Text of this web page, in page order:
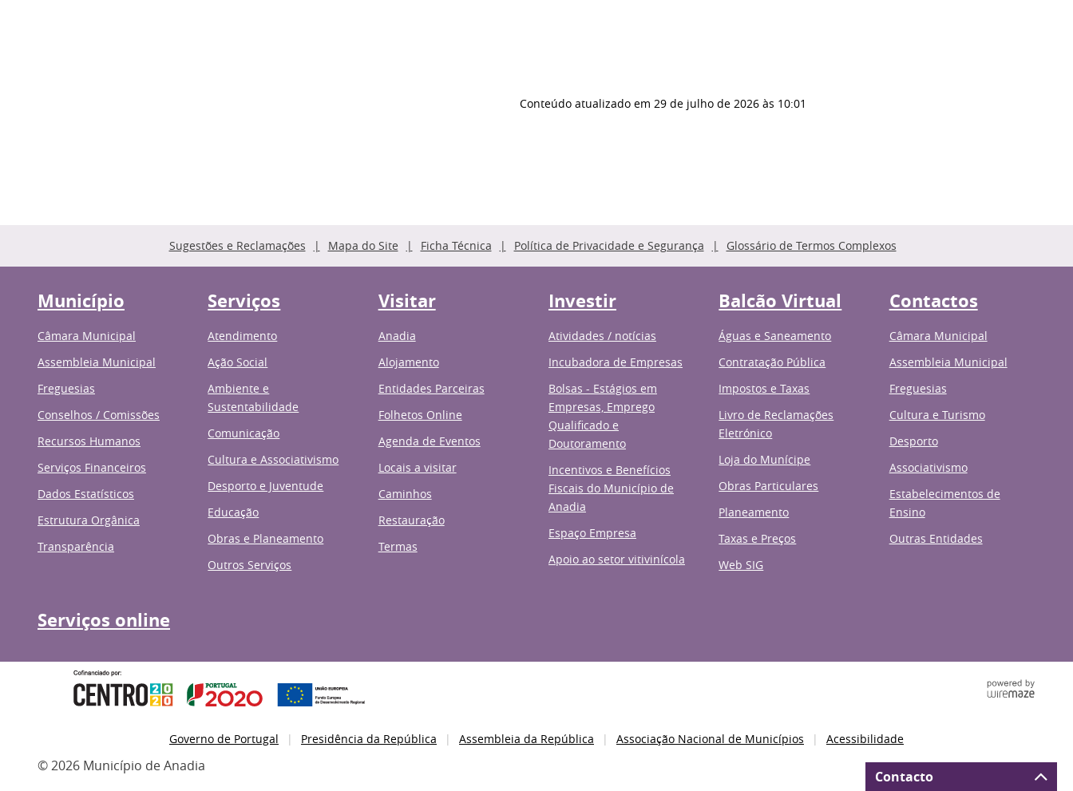
Conteúdo atualizado em 29 de julho de 2026 às 10:01
Sugestões e Reclamações Mapa do Site Ficha Técnica Política de Privacidade e Segurança Glossário de Termos Complexos
Município
Câmara Municipal
Assembleia Municipal
Freguesias
Conselhos / Comissões
Recursos Humanos
Serviços Financeiros
Dados Estatísticos
Estrutura Orgânica
Transparência
Serviços
Atendimento
Ação Social
Ambiente e
Sustentabilidade
Comunicação
Cultura e Associativismo
Desporto e Juventude
Educação
Obras e Planeamento
Outros Serviços
Visitar
Anadia
Alojamento
Entidades Parceiras
Folhetos Online
Agenda de Eventos
Locais a visitar
Caminhos
Restauração
Termas
Investir
Atividades / notícias
Incubadora de Empresas
Bolsas - Estágios em
Empresas, Emprego
Qualificado e
Doutoramento
Incentivos e Benefícios
Fiscais do Município de
Anadia
Espaço Empresa
Apoio ao setor vitivinícola
Balcão Virtual
Águas e Saneamento
Contratação Pública
Impostos e Taxas
Livro de Reclamações
Eletrónico
Loja do Munícipe
Obras Particulares
Planeamento
Taxas e Preços
Web SIG
Contactos
Câmara Municipal
Assembleia Municipal
Freguesias
Cultura e Turismo
Desporto
Associativismo
Estabelecimentos de
Ensino
Outras Entidades
Serviços online
Governo de Portugal Presidência da República Assembleia da República Associação Nacional de Municípios Acessibilidade
© 2026 Município de Anadia
Contacto